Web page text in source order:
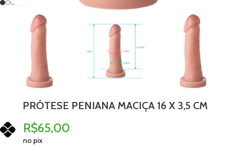
PRÓTESE PENIANA MACIÇA 16 X 3,5 CM
R$65,00
no pix